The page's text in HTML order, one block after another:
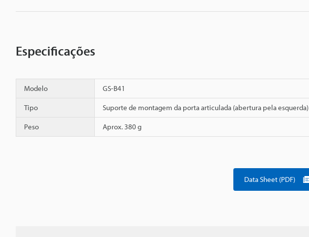
Especificações
Modelo GS-B41
Tipo Suporte de montagem da porta articulada (abertura pela esquerda)
Peso Aprox. 380 g
Data Sheet (PDF)